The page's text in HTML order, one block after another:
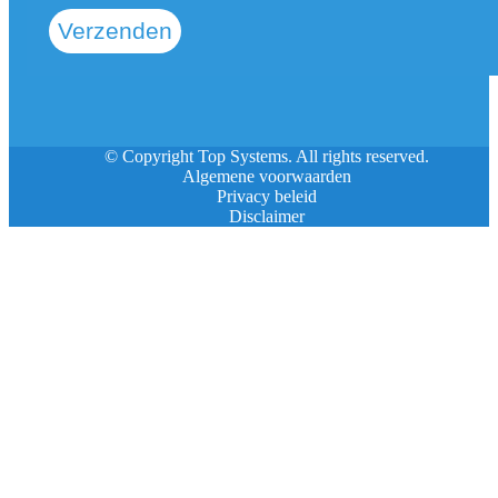
Verzenden
© Copyright Top Systems. All rights reserved.
Algemene voorwaarden
Privacy beleid
Disclaimer